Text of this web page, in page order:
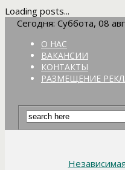
Loading posts...
Сегодня: Суббота, 08
О НАС
ВАКАНСИИ
КОНТАКТЫ
РАЗМЕЩЕНИЕ